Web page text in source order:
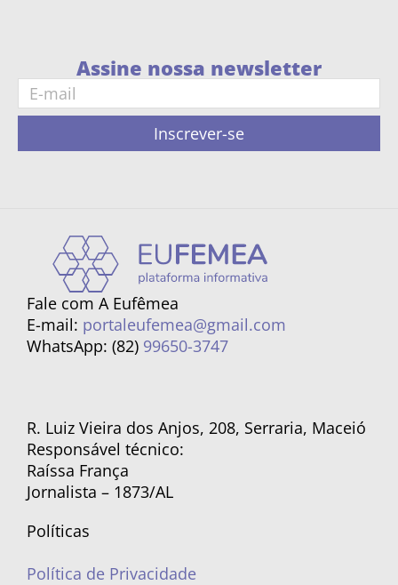
Assine nossa newsletter
Inscrever-se
Fale com A Eufêmea
E-mail: portaleufemea@gmail.com
WhatsApp: (82) 99650-3747
R. Luiz Vieira dos Anjos, 208, Serraria, Maceió
Responsável técnico:
Raíssa França
Jornalista – 1873/AL
Políticas
Política de Privacidade